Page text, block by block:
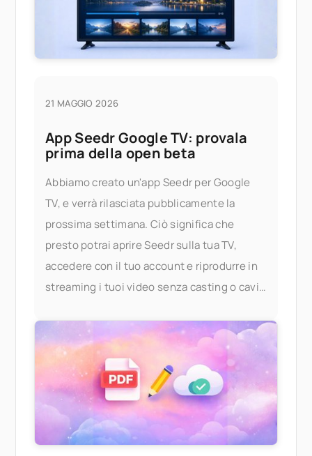
21 MAGGIO 2026
App Seedr Google TV: provala
prima della open beta
Abbiamo creato un'app Seedr per Google
TV, e verrà rilasciata pubblicamente la
prossima settimana. Ciò significa che
presto potrai aprire Seedr sulla tua TV,
accedere con il tuo account e riprodurre in
streaming i tuoi video senza casting o cavi.